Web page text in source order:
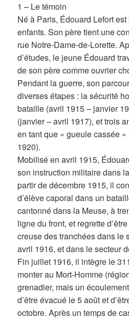
1 – Le témoin
Né à Paris, Édouard Lefort est
enfants. Son père tient une
rue Notre-Dame-de-Lorette.
d’études, le jeune Édouard
de son père comme ouvrier
Pendant la guerre, son
diverses étapes : la sécurité
bataille (avril 1915 – janvier
(janvier – avril 1917), et trois
en tant que « gueule cassée
1920).
Mobilisé en avril 1915,
son instruction militaire dans
partir de décembre 1915, il
d’élève caporal dans un
cantonné dans la Meuse, à
ligne du front, et regrette
creuse des tranchées dans le
avril 1916, et dans le secteur
Fin juillet 1916, il intègre le
monter au Mort-Homme
grenadier, mais un
d’être évacué le 5 août et
octobre. Après un temps de